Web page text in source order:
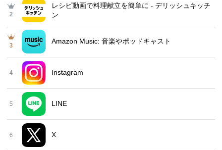
2
レシピ動画で料理献立を簡単‪に - デリッシュキッチ
ン
3
Amazon Music: 音楽やポッドキャスト
4 Instagram
5 LINE
6 X